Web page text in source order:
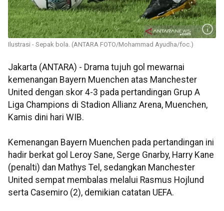
Ilustrasi - Sepak bola. (ANTARA FOTO/Mohammad Ayudha/foc.)
Jakarta (ANTARA) - Drama tujuh gol mewarnai
kemenangan Bayern Muenchen atas Manchester
United dengan skor 4-3 pada pertandingan Grup A
Liga Champions di Stadion Allianz Arena, Muenchen,
Kamis dini hari WIB.
Kemenangan Bayern Muenchen pada pertandingan ini
hadir berkat gol Leroy Sane, Serge Gnarby, Harry Kane
(penalti) dan Mathys Tel, sedangkan Manchester
United sempat membalas melalui Rasmus Hojlund
serta Casemiro (2), demikian catatan UEFA.